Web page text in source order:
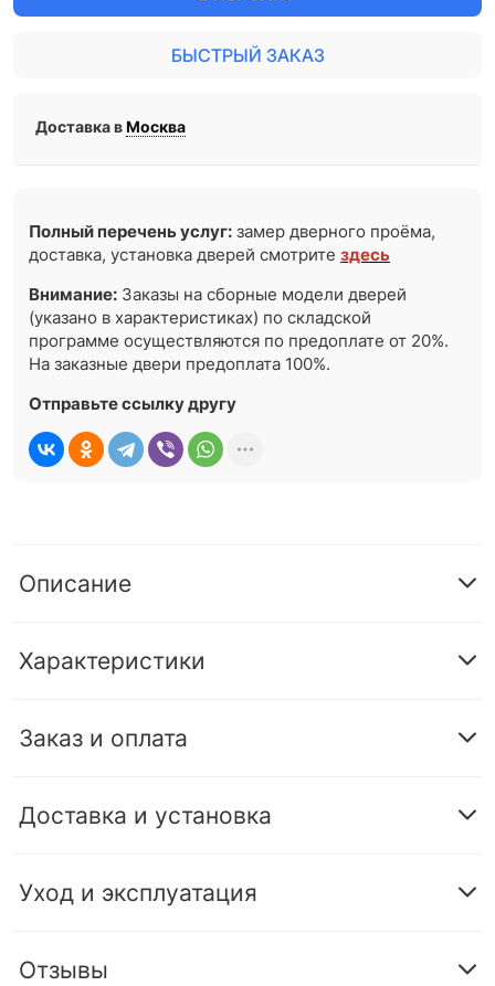
БЫСТРЫЙ ЗАКАЗ
Доставка вМосква
Полный перечень услуг: замер дверного проёма,
доставка, установка дверей смотритездесь
Внимание: Заказы на сборные модели дверей
(указано в характеристиках) по складской
программе осуществляются по предоплате от 20%.
На заказные двери предоплата 100%.
Отправьте ссылку другу
Описание
Характеристики
Заказ и оплата
Доставка и установка
Уход и эксплуатация
Отзывы